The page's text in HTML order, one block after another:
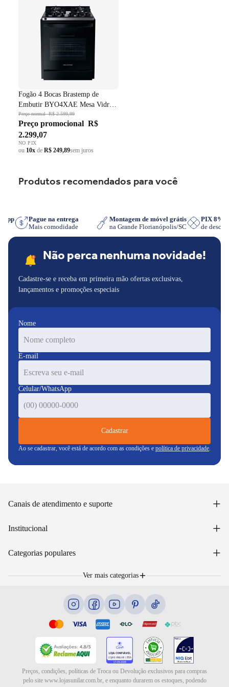
Fundido Dupla Chama Preto
Fogão 4 Bocas Brastemp de
Embutir BYO4XAE Mesa Vidro
Grade em Ferro Fundido Dupla
Chama Preto Bivolt
Preço normalR$ 2.599,99
Preço promocional R$
2.299,07
NO PIX
ou 10x de R$ 249,89sem juros
Produtos recomendados para você
Pague na entrega
Mais comodidade
Montagem de móvel grátis
na Grande Florianópolis/SC
PIX 8%
de
Não perca nenhuma novidade!
Cadastre-se e receba em primeira mão ofertas exclusivas,
lançamentos e promoções especiais
Nome
E-mail
Celular/WhatsApp
Cadastrar
Ao se cadastrar, você está de acordo com as condições e política de privacidade.
Canais de atendimento e suporte +
Acompanhar pedido
Email: sac@lojasunilar.com.br
Institucional +
Política de entregas
Portal de Vagas
Categorias populares +
Ver mais categorias
Preços, condições, políticas de Troca ou Devolução exclusivos para compras
pelo site www.lojasunilar.com.br, e enquanto durarem os estoques, podendo